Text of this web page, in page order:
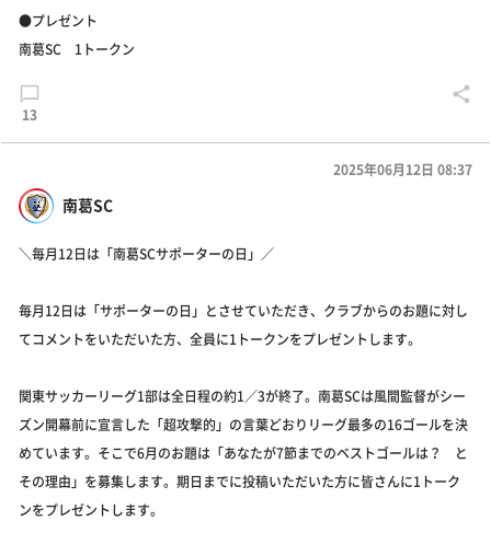
●プレゼント
南葛SC 1トークン
13
南葛SC
2025年06月12日 08:37
＼毎月12日は「南葛SCサポーターの日」／
毎月12日は「サポーターの日」とさせていただき、クラブからのお題に対し
てコメントをいただいた方、全員に1トークンをプレゼントします。
関東サッカーリーグ1部は全日程の約1／3が終了。南葛SCは風間監督がシー
ズン開幕前に宣言した「超攻撃的」の言葉どおりリーグ最多の16ゴールを決
めています。そこで6月のお題は「あなたが7節までのベストゴールは？ と
その理由」を募集します。期日までに投稿いただいた方に皆さんに1トーク
ンをプレゼントします。